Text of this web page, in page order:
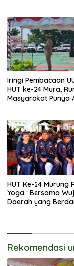
Iringi Pembacaan
HUT ke-24 Mura,
Masyarakat Punya
HUT Ke-24 Murung
Yoga : Bersama
Daerah yang
Rekomendasi